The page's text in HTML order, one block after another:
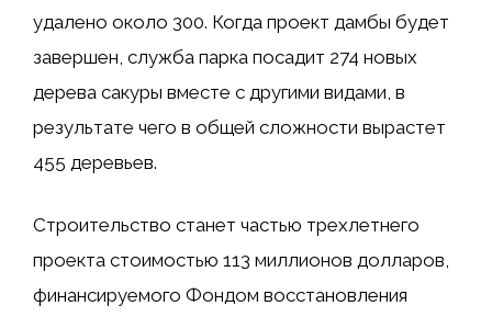
удалено около 300. Когда проект дамбы будет
завершен, служба парка посадит 274 новых
дерева сакуры вместе с другими видами, в
результате чего в общей сложности вырастет
455 деревьев.
Строительство станет частью трехлетнего
проекта стоимостью 113 миллионов долларов,
финансируемого Фондом восстановления